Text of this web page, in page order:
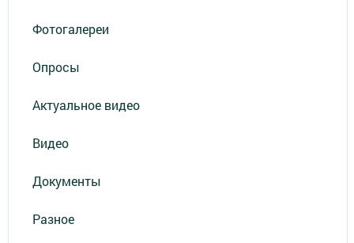
Фотогалереи
Опросы
Актуальное видео
Видео
Документы
Разное